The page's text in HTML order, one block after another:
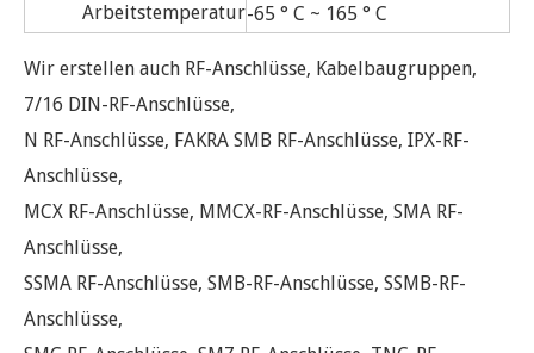
Arbeitstemperatur-65 ° C ~ 165 ° C
Wir erstellen auch RF-Anschlüsse, Kabelbaugruppen,
7/16 DIN-RF-Anschlüsse,
N RF-Anschlüsse, FAKRA SMB RF-Anschlüsse, IPX-RF-
Anschlüsse,
MCX RF-Anschlüsse, MMCX-RF-Anschlüsse, SMA RF-
Anschlüsse,
SSMA RF-Anschlüsse, SMB-RF-Anschlüsse, SSMB-RF-
Anschlüsse,